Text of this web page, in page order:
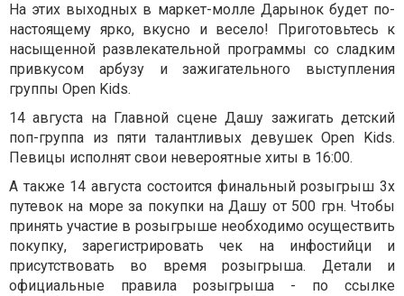
На этих выходных в маркет-молле Дарынок будет по-
настоящему ярко, вкусно и весело! Приготовьтесь к
насыщенной развлекательной программы со сладким
привкусом арбузу и зажигательного выступления
группы Open Kids.
14 августа на Главной сцене Дашу зажигать детский
поп-группа из пяти талантливых девушек Open Kids.
Певицы исполнят свои невероятные хиты в 16:00.
А также 14 августа состоится финальный розыгрыш 3х
путевок на море за покупки на Дашу от 500 грн. Чтобы
принять участие в розыгрыше необходимо осуществить
покупку, зарегистрировать чек на инфостийци и
присутствовать во время розыгрыша. Детали и
официальные правила розыгрыша - по ссылке